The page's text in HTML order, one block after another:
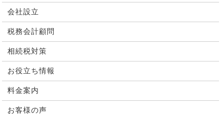
会社設立
税務会計顧問
相続税対策
お役立ち情報
料金案内
お客様の声